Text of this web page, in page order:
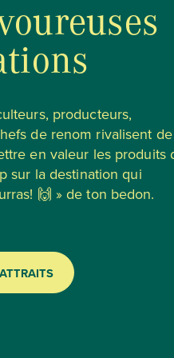
producteurs,
de renom rivalisent de
en valeur les produits
sur la destination qui
🙌 » de ton bedon.